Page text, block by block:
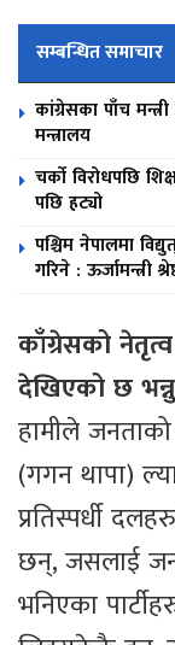
सम्बन्धित समाचार
कांग्रेसका पाँच
मन्त्रालय
चर्को विरोधपछि
पछि हट्यो
पश्चिम नेपालमा
गरिने : ऊर्जामन्त्री
काँग्रेसको
देखिएको छ
हामीले
(गगन थापा)
प्रतिस्पर्धी
छन्, जसलाई
भनिएका